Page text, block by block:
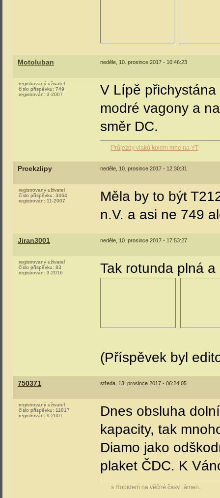
Motoluban neděle, 10. prosince 2017 - 10:46:23
registrovaný uživatel
číslo příspěvku: 749
registrován: 3-2007
V Lípě
modré vagony a
směr DC.
Průjezdy vlaků kolem mne na YT
Prcekzlipy neděle, 10. prosince 2017 - 12:30:31
registrovaný uživatel
číslo příspěvku: 3464
registrován: 11-2007
Měla by to být
n.V. a asi ne 749
Jiran3001 neděle, 10. prosince 2017 - 17:53:27
registrovaný uživatel
číslo příspěvku: 83
registrován: 3-2016 Tak rotunda plná
(Příspěvek byl
750371 středa, 13. prosince 2017 - 06:24:05
registrovaný uživatel
číslo příspěvku: 11817
registrován: 9-2007
Dnes obsluha
kapacity, tak
Diamo jako
plaket ČDC. K
s Ropidem na věčné časy...ámen...